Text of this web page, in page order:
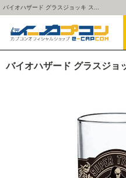
バイオハザード グラスジョッキ ス...
バイオハザード グラスジョ